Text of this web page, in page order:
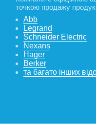
точкою продажу
Abb
Legrand
Schneider Electric
Nexans
Hager
Berker
та багато інших